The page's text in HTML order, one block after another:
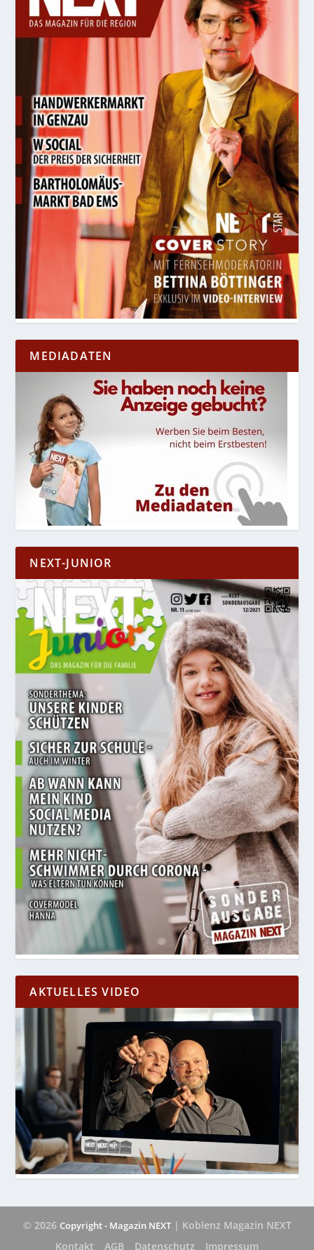
MEDIADATEN
NEXT-JUNIOR
AKTUELLES VIDEO
© 2026 Copyright - Magazin NEXT| Koblenz Magazin NEXT
Kontakt
AGB Datenschutz Impressum